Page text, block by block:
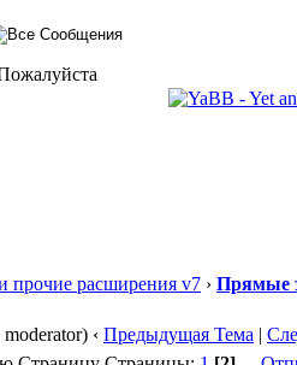
прочие расширения v7 › Прямые
‹ Предыдущая Тема |